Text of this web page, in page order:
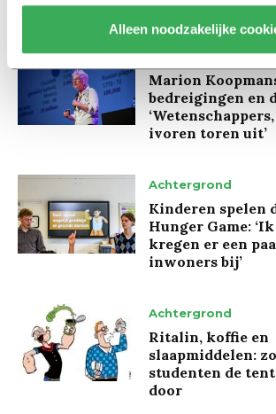
Alleen noodzakelijke
Interview
Marion
bedreigingen en
ivoren toren uit’
Achtergrond
Kinderen spelen
Hunger Game:
kregen er een
inwoners bij’
Achtergrond
Ritalin, koffie en
slaapmiddelen:
studenten de
door